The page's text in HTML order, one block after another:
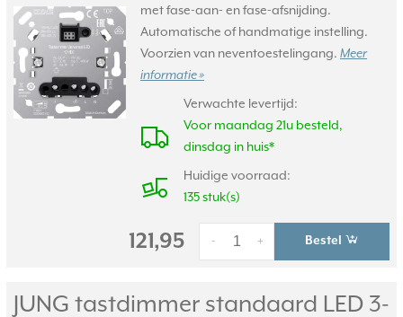
met fase-aan- en fase-afsnijding.
Automatische of handmatige instelling.
Voorzien van neventoestelingang. Meer
informatie »
Verwachte levertijd:
Voor maandag 21u besteld,
dinsdag in huis*
Huidige voorraad:
135 stuk(s)
121,95 +
- Bestel
JUNG tastdimmer standaard LED 3-